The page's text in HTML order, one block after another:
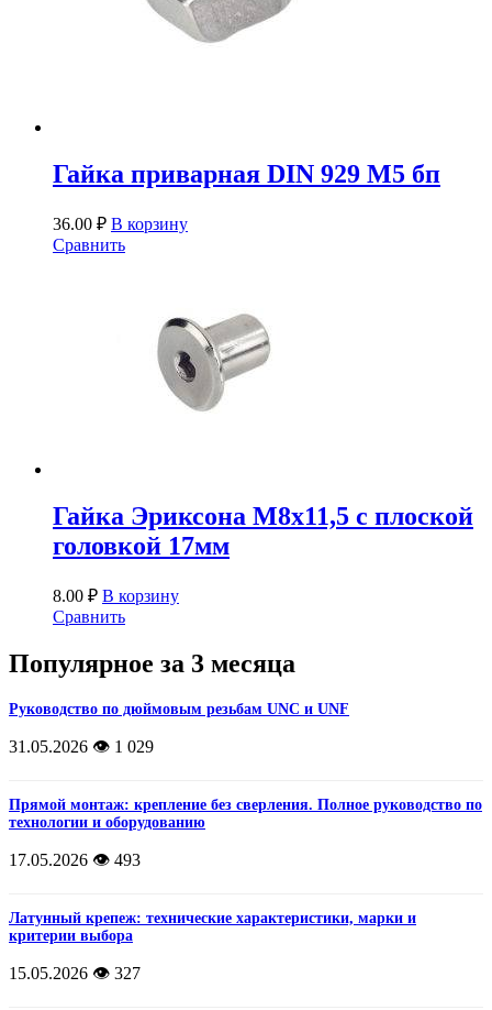
Гайка приварная DIN 929 М5 бп
36.00 ₽ В корзину
Сравнить
Гайка Эриксона М8х11,5 с плоской
головкой 17мм
8.00 ₽ В корзину
Сравнить
Популярное за 3 месяца
Руководство по дюймовым резьбам UNC и UNF
31.05.2026 👁️ 1 029
Прямой монтаж: крепление без сверления. Полное руководство по
технологии и оборудованию
17.05.2026 👁️ 493
Латунный крепеж: технические характеристики, марки и
критерии выбора
15.05.2026 👁️ 327